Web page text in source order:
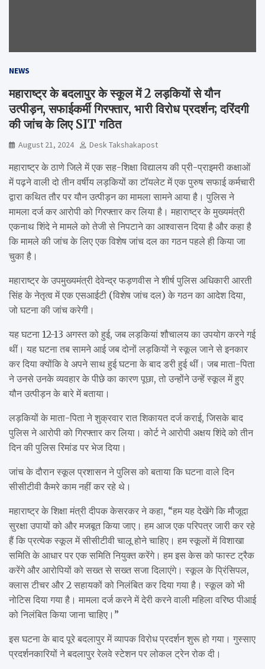
NEWS
महाराष्ट्र के बदलापुर के स्कूल में 2 लड़कियों से यौन
उत्पीड़न, सफाईकर्मी गिरफ्तार, भारी विरोध प्रदर्शन; दरिंदगी
की जांच के लिए SIT गठित
August 21, 2024 Desk Takshakapost
महाराष्ट्र के ठाणे जिले में एक सह-शिक्षा विद्यालय की प्री-प्राइमरी कक्षाओं
में पढ़ने वाली दो तीन वर्षीय लड़कियों का टॉयलेट में एक पुरुष सफाई कर्मचारी
द्वारा कथित तौर पर यौन उत्पीड़न का मामला सामने आया है। पुलिस ने
मामला दर्ज कर आरोपी को गिरफ्तार कर लिया है। महाराष्ट्र के मुख्यमंत्री
एकनाथ शिंदे ने मामले को तेजी से निपटाने का आश्वासन दिया है और कहा है
कि मामले की जांच के लिए एक विशेष जांच दल का गठन पहले ही किया जा
चुका है।
महाराष्ट्र के उपमुख्यमंत्री देवेन्द्र फड़णवीस ने शीर्ष पुलिस अधिकारी आरती
सिंह के नेतृत्व में एक एसआईटी (विशेष जांच दल) के गठन का आदेश दिया,
जो घटना की जांच करेगी।
यह घटना 12-13 अगस्त को हुई, जब लड़कियां शौचालय का उपयोग करने गई
थीं। यह घटना तब सामने आई जब दोनों लड़कियों ने स्कूल जाने से इनकार
कर दिया क्योंकि वे अपने साथ हुई घटना के बाद डरी हुई थीं। जब माता-पिता
ने उनसे उनके व्यवहार के पीछे का कारण पूछा, तो उन्होंने उन्हें स्कूल में हुए
यौन उत्पीड़न के बारे में बताया।
लड़कियों के माता-पिता ने शुक्रवार रात शिकायत दर्ज कराई, जिसके बाद
पुलिस ने आरोपी को गिरफ्तार कर लिया। कोर्ट ने आरोपी अक्षय शिंदे को तीन
दिन की पुलिस रिमांड पर भेज दिया।
जांच के दौरान स्कूल प्रशासन ने पुलिस को बताया कि घटना वाले दिन
सीसीटीवी कैमरे काम नहीं कर रहे थे।
महाराष्ट्र के शिक्षा मंत्री दीपक केसरकर ने कहा, “हम यह देखेंगे कि मौजूदा
सुरक्षा उपायों को और मजबूत किया जाए। हम आज एक परिपत्र जारी कर रहे
हैं कि प्रत्येक स्कूल में सीसीटीवी चालू होने चाहिए। हम स्कूलों में विशाखा
समिति के आधार पर एक समिति नियुक्त करेंगे। हम इस केस को फास्ट ट्रैक
करेंगे और आरोपियों को सख्त से सख्त सजा दिलाएंगे। स्कूल के प्रिंसिपल,
क्लास टीचर और 2 सहायकों को निलंबित कर दिया गया है। स्कूल को भी
नोटिस दिया गया है। मामला दर्ज करने में देरी करने वाली महिला वरिष्ठ पीआई
को निलंबित किया जाना चाहिए।”
इस घटना के बाद पूरे बदलापुर में व्यापक विरोध प्रदर्शन शुरू हो गया। गुस्साए
प्रदर्शनकारियों ने बदलापुर रेलवे स्टेशन पर लोकल ट्रेन रोक दी।